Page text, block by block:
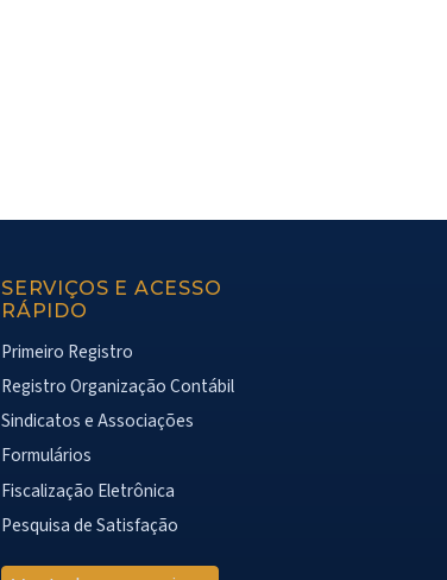
SERVIÇOS E ACESSO
RÁPIDO
Primeiro Registro
Registro Organização Contábil
Sindicatos e Associações
Formulários
Fiscalização Eletrônica
Pesquisa de Satisfação